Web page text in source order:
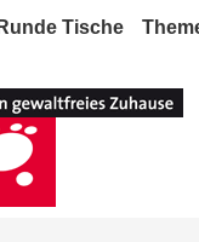
Runde Tische